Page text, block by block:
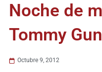
Noche de
Tommy Gun
Octubre 9, 2012